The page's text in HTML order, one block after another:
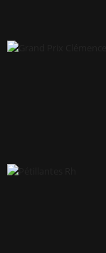
CENTRE SPORTIF
GRAND PRIX